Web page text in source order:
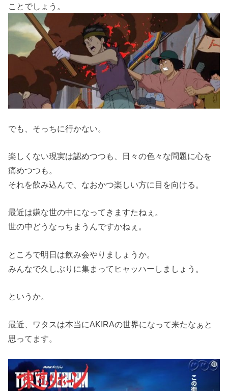
ことでしょう。
でも、そっちに行かない。
楽しくない現実は認めつつも、日々の色々な問題に心を
痛めつつも。
それを飲み込んで、なおかつ楽しい方に目を向ける。
最近は嫌な世の中になってきますたねぇ。
世の中どうなっちまうんですかねぇ。
ところで明日は飲み会やりましょうか。
みんなで久しぶりに集まってヒャッハーしましょう。
というか。
最近、ワタスは本当にAKIRAの世界になって来たなぁと
思ってます。